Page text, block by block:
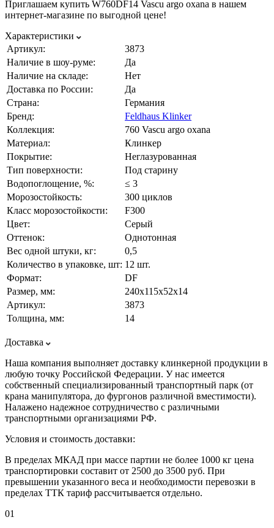
Приглашаем купить W760DF14 Vascu argo oxana в нашем
интернет-магазине по выгодной цене!
Характеристики
Артикул:
3873
Наличие в шоу-руме:
Да
Наличие на складе:
Нет
Доставка по России:
Да
Страна:
Германия
Бренд:
Feldhaus Klinker
Коллекция:
760 Vascu argo oxana
Материал:
Клинкер
Покрытие:
Неглазурованная
Тип поверхности:
Под старину
Водопоглощение, %:
≤ 3
Морозостойкость:
300 циклов
Класс морозостойкости:
F300
Цвет:
Серый
Оттенок:
Однотонная
Вес одной штуки, кг:
0,5
Количество в упаковке, шт: 12 шт.
Формат:
DF
Размер, мм:
240х115х52х14
Артикул:
3873
Толщина, мм:
14
Доставка
Наша компания выполняет доставку клинкерной продукции в
любую точку Российской Федерации. У нас имеется
собственный специализированный транспортный парк (от
крана манипулятора, до фургонов различной вместимости).
Налажено надежное сотрудничество с различными
транспортными организациями РФ.
Условия и стоимость доставки:
В пределах МКАД при массе партии не более 1000 кг цена
транспортировки составит от 2500 до 3500 руб. При
превышении указанного веса и необходимости перевозки в
пределах ТТК тариф рассчитывается отдельно.
01